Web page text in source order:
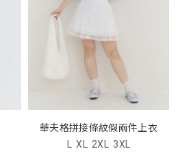
華夫格拼接條紋假兩件上衣
L XL 2XL 3XL